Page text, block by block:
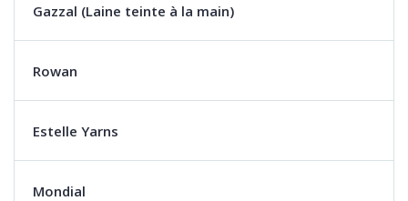
Gazzal (Laine teinte à la main)
Rowan
Estelle Yarns
Mondial